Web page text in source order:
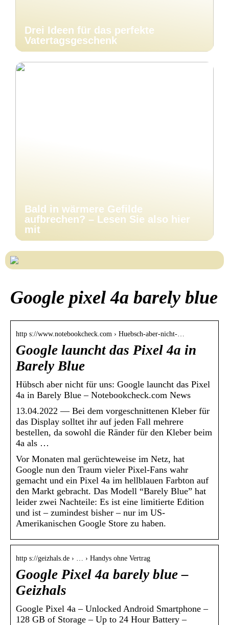
Drei Ideen für das perfekte
Vatertagsgeschenk
Bald in wärmere Gefilde
aufbrechen? – Lesen Sie also hier
mit
Google pixel 4a barely blue
http s://www.notebookcheck.com › Huebsch-aber-nicht-…
Google launcht das Pixel 4a in
Barely Blue
Hübsch aber nicht für uns: Google launcht das Pixel
4a in Barely Blue – Notebookcheck.com News
13.04.2022 — Bei dem vorgeschnittenen Kleber für
das Display solltet ihr auf jeden Fall mehrere
bestellen, da sowohl die Ränder für den Kleber beim
4a als …
Vor Monaten mal gerüchteweise im Netz, hat
Google nun den Traum vieler Pixel-Fans wahr
gemacht und ein Pixel 4a im hellblauen Farbton auf
den Markt gebracht. Das Modell “Barely Blue” hat
leider zwei Nachteile: Es ist eine limitierte Edition
und ist – zumindest bisher – nur im US-
Amerikanischen Google Store zu haben.
http s://geizhals.de › … › Handys ohne Vertrag
Google Pixel 4a barely blue –
Geizhals
Google Pixel 4a – Unlocked Android Smartphone –
128 GB of Storage – Up to 24 Hour Battery –